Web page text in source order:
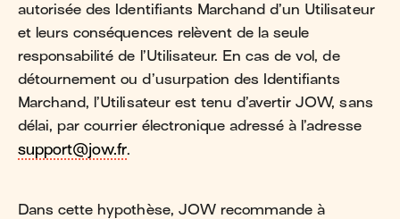
autorisée des Identifiants Marchand d’un Utilisateur
et leurs conséquences relèvent de la seule
responsabilité de l’Utilisateur. En cas de vol, de
détournement ou d’usurpation des Identifiants
Marchand, l’Utilisateur est tenu d’avertir JOW, sans
délai, par courrier électronique adressé à l’adresse
support@jow.fr.
Dans cette hypothèse, JOW recommande à